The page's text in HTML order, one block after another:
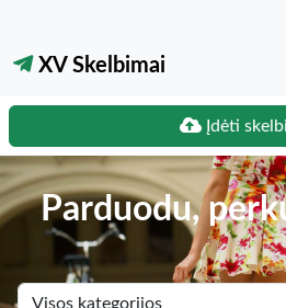
XV Skelbimai
Įdėti
Parduodu,